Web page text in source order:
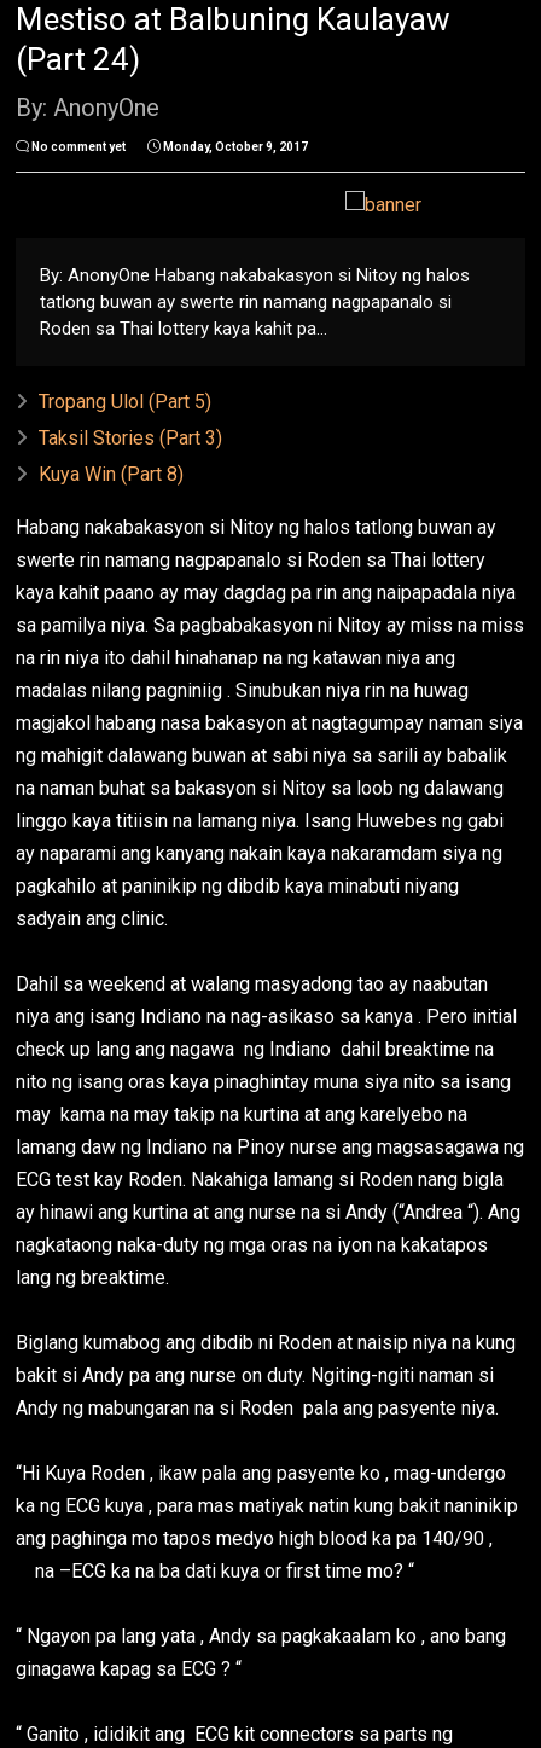
Mestiso at Balbuning Kaulayaw
(Part 24)
By: AnonyOne
No comment yet Monday, October 9, 2017
By: AnonyOne Habang nakabakasyon si Nitoy ng halos
tatlong buwan ay swerte rin namang nagpapanalo si
Roden sa Thai lottery kaya kahit pa...
Tropang Ulol (Part 5)
Taksil Stories (Part 3)
Kuya Win (Part 8)
Habang nakabakasyon si Nitoy ng halos tatlong buwan ay
swerte rin namang nagpapanalo si Roden sa Thai lottery
kaya kahit paano ay may dagdag pa rin ang naipapadala niya
sa pamilya niya. Sa pagbabakasyon ni Nitoy ay miss na miss
na rin niya ito dahil hinahanap na ng katawan niya ang
madalas nilang pagniniig . Sinubukan niya rin na huwag
magjakol habang nasa bakasyon at nagtagumpay naman siya
ng mahigit dalawang buwan at sabi niya sa sarili ay babalik
na naman buhat sa bakasyon si Nitoy sa loob ng dalawang
linggo kaya titiisin na lamang niya. Isang Huwebes ng gabi
ay naparami ang kanyang nakain kaya nakaramdam siya ng
pagkahilo at paninikip ng dibdib kaya minabuti niyang
sadyain ang clinic.
Dahil sa weekend at walang masyadong tao ay naabutan
niya ang isang Indiano na nag-asikaso sa kanya . Pero initial
check up lang ang nagawa ng Indiano dahil breaktime na
nito ng isang oras kaya pinaghintay muna siya nito sa isang
may kama na may takip na kurtina at ang karelyebo na
lamang daw ng Indiano na Pinoy nurse ang magsasagawa ng
ECG test kay Roden. Nakahiga lamang si Roden nang bigla
ay hinawi ang kurtina at ang nurse na si Andy (“Andrea “). Ang
nagkataong naka-duty ng mga oras na iyon na kakatapos
lang ng breaktime.
Biglang kumabog ang dibdib ni Roden at naisip niya na kung
bakit si Andy pa ang nurse on duty. Ngiting-ngiti naman si
Andy ng mabungaran na si Roden pala ang pasyente niya.
“Hi Kuya Roden , ikaw pala ang pasyente ko , mag-undergo
ka ng ECG kuya , para mas matiyak natin kung bakit naninikip
ang paghinga mo tapos medyo high blood ka pa 140/90 ,
na –ECG ka na ba dati kuya or first time mo? “
“ Ngayon pa lang yata , Andy sa pagkakaalam ko , ano bang
ginagawa kapag sa ECG ? “
“ Ganito , ididikit ang ECG kit connectors sa parts ng